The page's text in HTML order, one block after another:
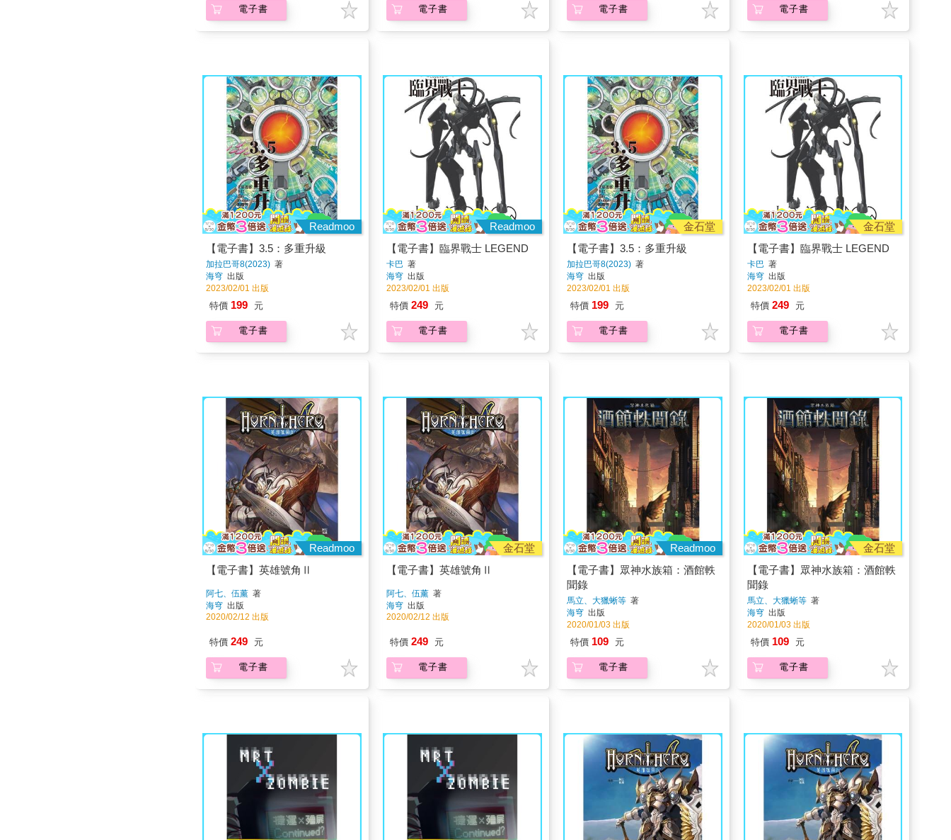
電子書 電子書 電子書 電子書
Readmoo
【電子書】3.5：多重升級
加拉巴哥8(2023) 著
海穹 出版
2023/02/01 出版
特價 199 元
電子書
Readmoo
【電子書】臨界戰士 LEGEND
卡巴 著
海穹 出版
2023/02/01 出版
特價 249 元
電子書
金石堂
【電子書】3.5：多重升級
加拉巴哥8(2023)著
海穹 出版
2023/02/01 出版
特價 199 元
電子書
金石堂
【電子書】臨界戰士 LEGEND
卡巴 著
海穹 出版
2023/02/01 出版
特價 249 元
電子書
Readmoo
【電子書】英雄號角Ⅱ
阿七、伍薰 著
海穹 出版
2020/02/12 出版
特價 249 元
電子書
金石堂
【電子書】英雄號角Ⅱ
阿七、伍薰著
海穹 出版
2020/02/12 出版
特價 249 元
電子書
Readmoo
【電子書】眾神水族箱：酒館軼
聞錄
馬立、大獵蜥等著
海穹 出版
2020/01/03 出版
特價 109 元
電子書
金石堂
【電子書】眾神水族箱：酒館軼
聞錄
馬立、大獵蜥等著
海穹 出版
2020/01/03 出版
特價 109 元
電子書